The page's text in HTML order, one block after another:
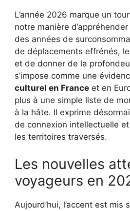
L’année 2026 marque un
notre manière
des années de
de déplacements effrénés,
et de donner de la
s’impose comme une
culturel en France et en
plus à une simple liste de
à la hâte. Il exprime
de connexion intellectuelle
les territoires traversés.
Les nouvelles
voyageurs en
Aujourd’hui, l’accent est